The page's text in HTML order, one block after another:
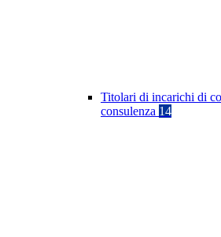
Titolari di incarichi di
consulenza 14